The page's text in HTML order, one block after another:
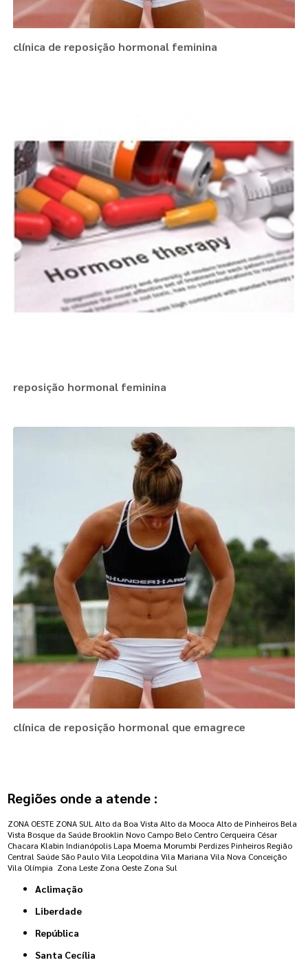
clínica de reposição hormonal feminina
reposição hormonal feminina
clínica de reposição hormonal que emagrece
Regiões onde a atende :
ZONA OESTE ZONA SUL Alto da Boa Vista Alto da Mooca Alto de Pinheiros Bela
Vista Bosque da Saúde Brooklin Novo Campo Belo Centro Cerqueira César
Chacara Klabin Indianópolis Lapa Moema Morumbi Perdizes Pinheiros Região
Central Saúde São Paulo Vila Leopoldina Vila Mariana Vila Nova Conceição
Vila Olímpia Zona Leste Zona Oeste Zona Sul
Aclimação
Liberdade
República
Santa Cecília